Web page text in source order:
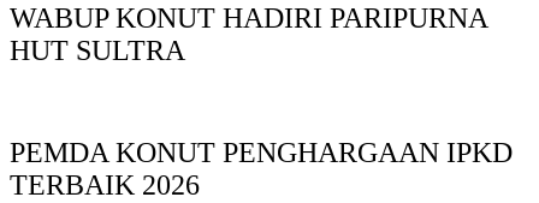
WABUP KONUT HADIRI PARIPURNA
HUT SULTRA
PEMDA KONUT PENGHARGAAN IPKD
TERBAIK 2026